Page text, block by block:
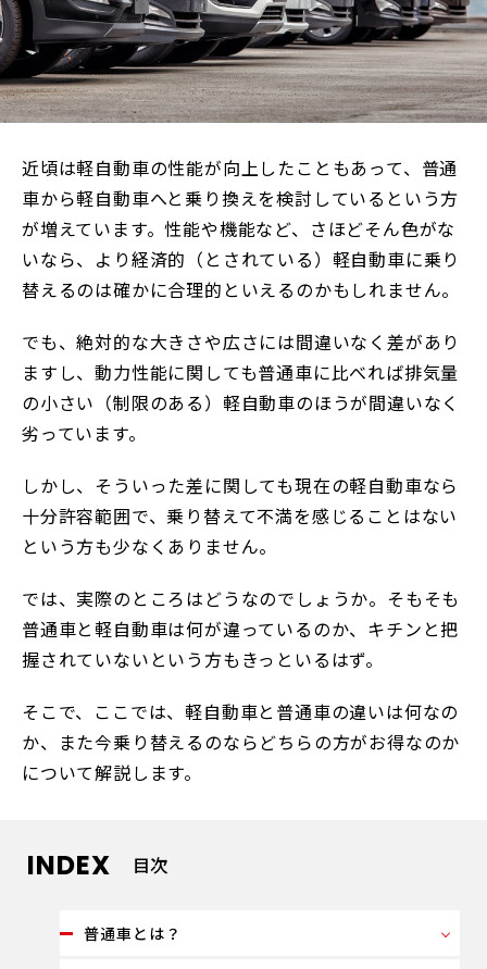
近頃は軽自動車の性能が向上したこともあって、普通
車から軽自動車へと乗り換えを検討しているという方
が増えています。性能や機能など、さほどそん色がな
いなら、より経済的（とされている）軽自動車に乗り
替えるのは確かに合理的といえるのかもしれません。
でも、絶対的な大きさや広さには間違いなく差があり
ますし、動力性能に関しても普通車に比べれば排気量
の小さい（制限のある）軽自動車のほうが間違いなく
劣っています。
しかし、そういった差に関しても現在の軽自動車なら
十分許容範囲で、乗り替えて不満を感じることはない
という方も少なくありません。
では、実際のところはどうなのでしょうか。そもそも
普通車と軽自動車は何が違っているのか、キチンと把
握されていないという方もきっといるはず。
そこで、ここでは、軽自動車と普通車の違いは何なの
か、また今乗り替えるのならどちらの方がお得なのか
について解説します。
INDEX 目次
普通車とは？